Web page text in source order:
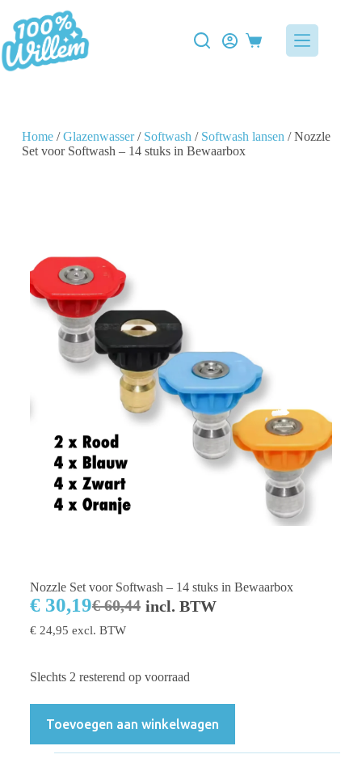
Home/Glazenwasser/ Softwash / Softwash lansen / Nozzle
Set voor Softwash – 14 stuks in Bewaarbox
Nozzle Set voor Softwash – 14 stuks in Bewaarbox
€60,44
€30,19 incl. BTW
€24,95 excl. BTW
Slechts 2 resterend op voorraad
Toevoegen aan winkelwagen